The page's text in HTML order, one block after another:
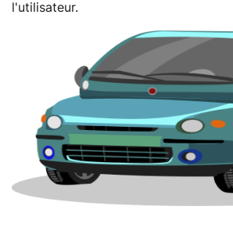
l'utilisateur.